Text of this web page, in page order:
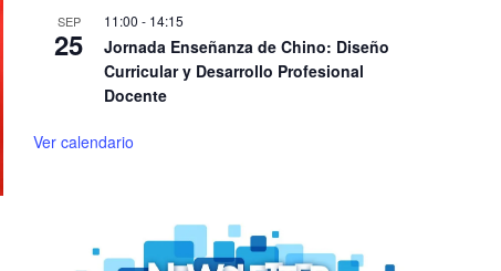
SEP
25
11:00 - 14:15
Jornada Enseñanza de Chino: Diseño
Curricular y Desarrollo Profesional
Docente
Ver calendario